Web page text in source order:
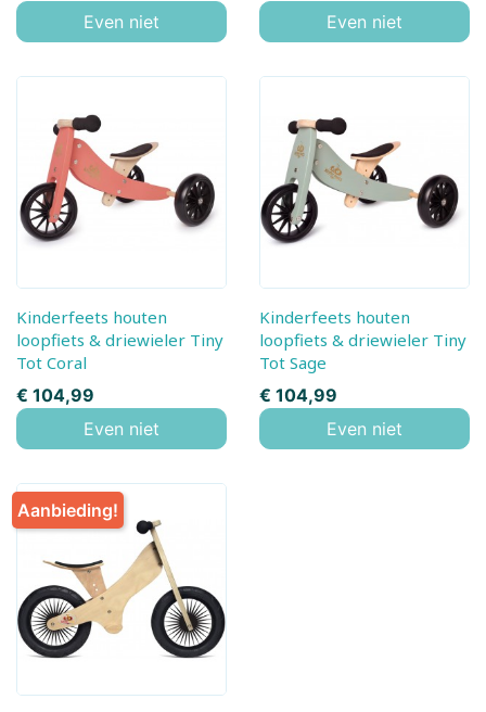
Even niet
Even niet
Kinderfeets houten
loopfiets & driewieler Tiny
Tot Coral
Prijs
€ 104,99
Even niet
Kinderfeets houten
loopfiets & driewieler Tiny
Tot Sage
Prijs
€ 104,99
Even niet
Aanbieding!